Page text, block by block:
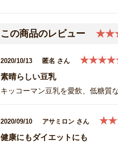
この商品のレビュー
2020/10/13 匿名 さん
素晴らしい豆乳
キッコーマン豆乳を愛飲、低糖質
2020/09/10 アサミロン さん
健康にもダイエットにも